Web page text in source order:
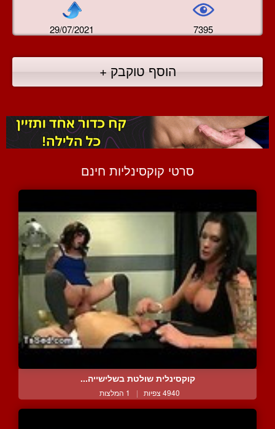
29/07/2021 7395
הוסף טוקבק +
סרטי קוקסינליות חינם
קוקסינלית שולטת בשלישייה...
4940 צפיות | 1 המלצות